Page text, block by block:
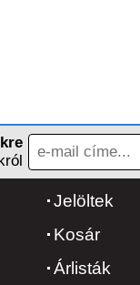
Jelöltek
Kosár
Árlisták